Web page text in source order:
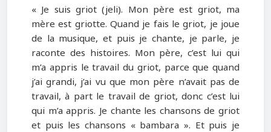
« Je suis griot (jeli). Mon père est griot, ma
mère est griotte. Quand je fais le griot, je joue
de la musique, et puis je chante, je parle, je
raconte des histoires. Mon père, c’est lui qui
m’a appris le travail du griot, parce que quand
j’ai grandi, j’ai vu que mon père n’avait pas de
travail, à part le travail de griot, donc c’est lui
qui m’a appris. Je chante les chansons de griot
et puis les chansons « bambara ». Et puis je